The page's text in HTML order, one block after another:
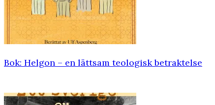
Bok: Helgon – en lättsam teologisk ­betraktelse